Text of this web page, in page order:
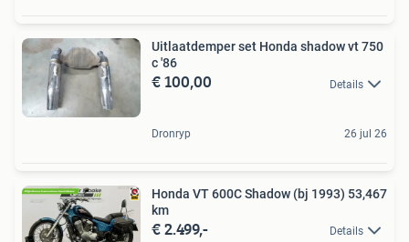
Uitlaatdemper set Honda shadow vt 750
c '86
€ 100,00 Details
Dronryp 26 jul 26
Honda VT 600C Shadow (bj 1993) 53,467
km
€ 2.499,- Details